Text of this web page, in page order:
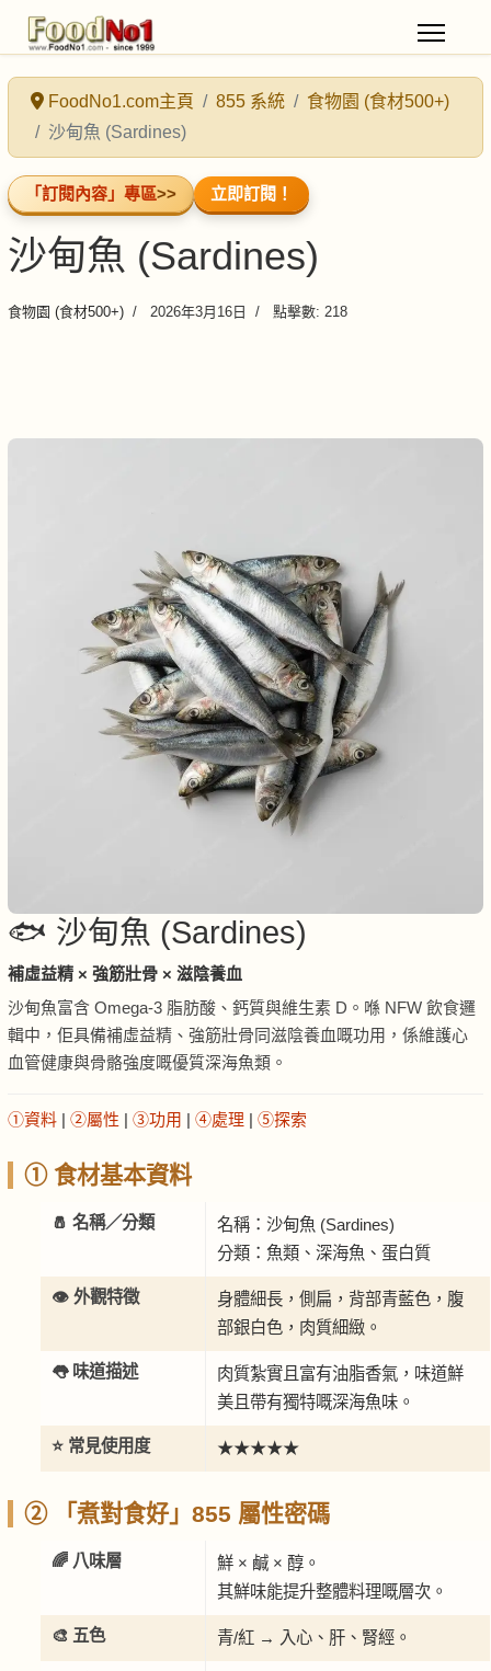
FoodNo1.com主頁 855 系統
食物園 (食材500+)
沙甸魚 (Sardines)
「訂閱內容」專區>> 立即訂閱！
沙甸魚 (Sardines)
食物園 (食材500+) 2026年3月16日 點擊數: 218
🐟 沙甸魚 (Sardines)
補虛益精 × 強筋壯骨 × 滋陰養血
沙甸魚富含 Omega-3 脂肪酸、鈣質與維生素 D。喺 NFW 飲食邏
輯中，佢具備補虛益精、強筋壯骨同滋陰養血嘅功用，係維護心
血管健康與骨骼強度嘅優質深海魚類。
①資料 | ②屬性 | ③功用 | ④處理 | ⑤探索
① 食材基本資料
🧂 名稱／分類
名稱：沙甸魚 (Sardines)
分類：魚類、深海魚、蛋白質
👁️ 外觀特徵
身體細長，側扁，背部青藍色，腹
部銀白色，肉質細緻。
👅 味道描述
肉質紮實且富有油脂香氣，味道鮮
美且帶有獨特嘅深海魚味。
⭐ 常見使用度 ★★★★★
② 「煮對食好」855 屬性密碼
🌈 八味層
鮮 × 鹹 × 醇。
其鮮味能提升整體料理嘅層次。
🎨 五色 青/紅 → 入心、肝、腎經。